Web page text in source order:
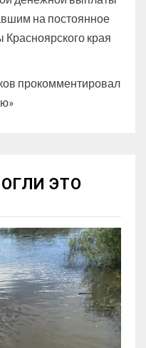
на постоянное
Красноярского края
прокомментировал
ЭТО